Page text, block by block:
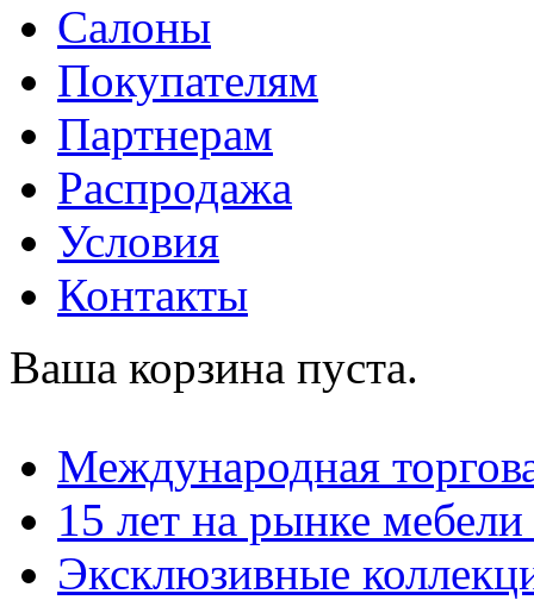
Салоны
Покупателям
Партнерам
Распродажа
Условия
Контакты
Ваша корзина пуста.
Международная
15 лет на рынке
Эксклюзивные